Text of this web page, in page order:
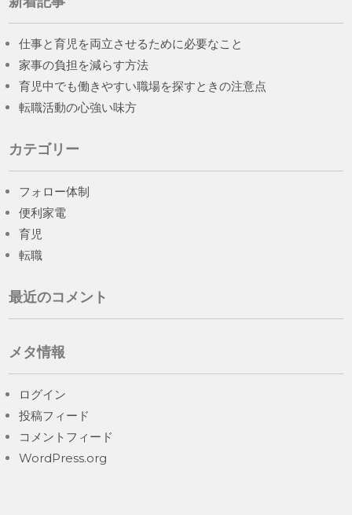
仕事と育児を両立させるために必要なこと
家事の負担を減らす方法
育児中でも働きやすい職場を探すときの注意点
転職活動の心強い味方
カテゴリー
フォロー体制
便利家電
育児
転職
最近のコメント
メタ情報
ログイン
投稿フィード
コメントフィード
WordPress.org